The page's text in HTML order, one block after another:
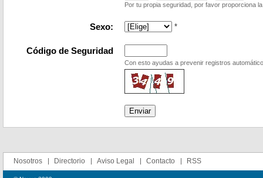
Por tu propia seguridad, por favor proporciona
Sexo: *
Código de Seguridad
Con esto ayudas a prevenir registros
Nosotros Directorio Aviso Legal Contacto RSS